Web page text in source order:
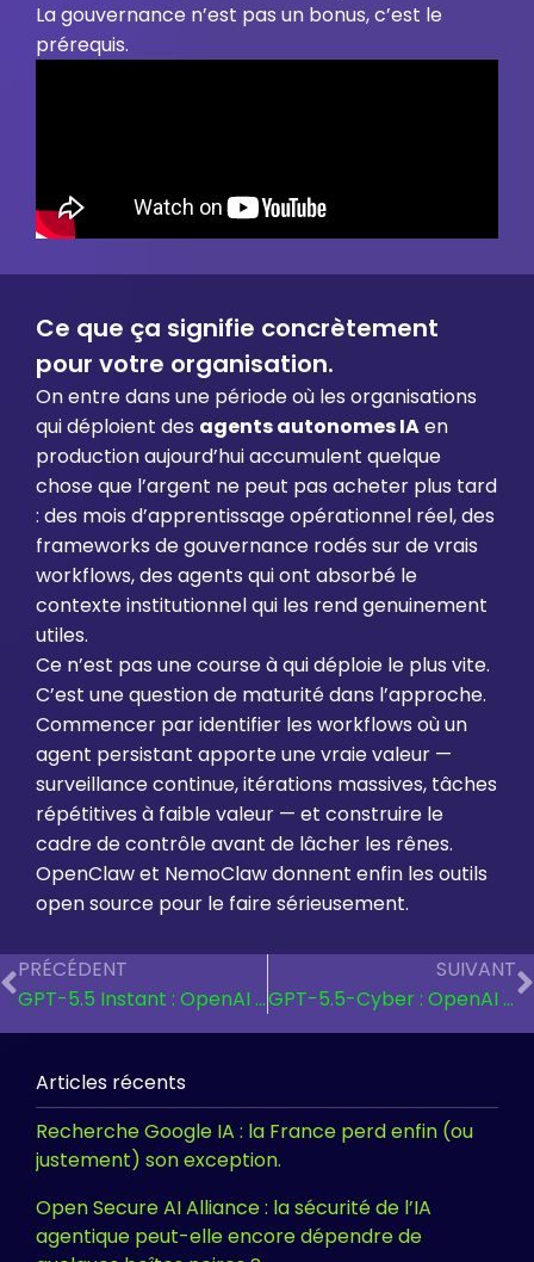
La gouvernance n’est pas un bonus, c’est le
prérequis.
Ce que ça signifie concrètement
pour votre organisation.
On entre dans une période où les organisations
qui déploient des agents autonomes IAen
production aujourd’hui accumulent quelque
chose que l’argent ne peut pas acheter plus tard
: des mois d’apprentissage opérationnel réel, des
frameworks de gouvernance rodés sur de vrais
workflows, des agents qui ont absorbé le
contexte institutionnel qui les rend genuinement
utiles.
Ce n’est pas une course à qui déploie le plus vite.
C’est une question de maturité dans l’approche.
Commencer par identifier les workflows où un
agent persistant apporte une vraie valeur —
surveillance continue, itérations massives, tâches
répétitives à faible valeur — et construire le
cadre de contrôle avant de lâcher les rênes.
OpenClaw et NemoClaw donnent enfin les outils
open source pour le faire sérieusement.
PRÉCÉDENT
GPT-5.5 Instant : OpenAI change le moteur de ChatGPT en silence.
SUIVANT
GPT-5.5-Cyber : OpenAI lâche son modèle de cyberdéfense, mais avec une laisse.
Articles récents
Recherche Google IA : la France perd enfin (ou
justement) son exception.
Open Secure AI Alliance : la sécurité de l’IA
agentique peut-elle encore dépendre de